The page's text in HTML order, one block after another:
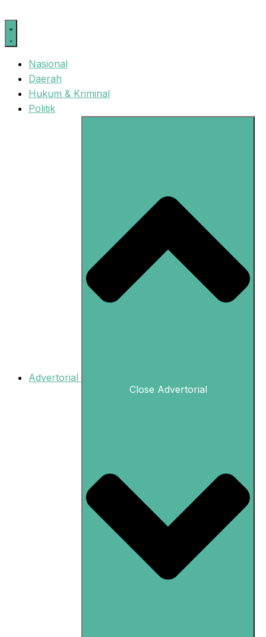
ke
isi
Nasional
Daerah
Hukum & Kriminal
Politik
Advertorial
Close Advertorial